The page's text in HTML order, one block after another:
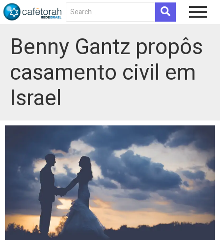
Benny Gantz propôs
casamento civil em
Israel